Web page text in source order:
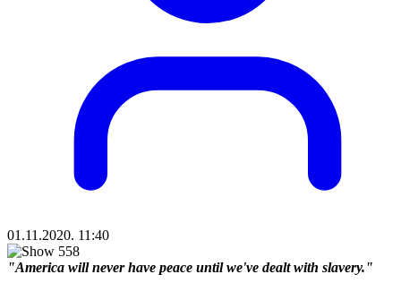
01.11.2020. 11:40
"America will never have peace until we've dealt with slavery."